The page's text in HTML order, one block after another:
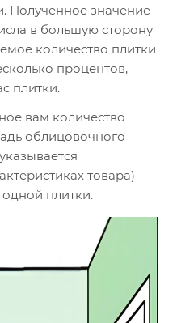
Полученное значение
в большую сторону
количество плитки
процентов,
плитки.
вам количество
облицовочного
товара)
плитки.